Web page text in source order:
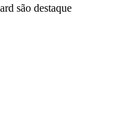
são destaque